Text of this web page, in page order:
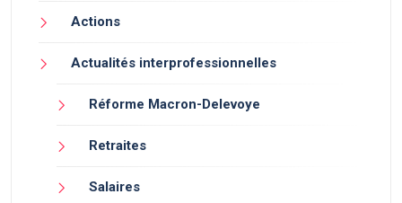
Actions
Actualités interprofessionnelles
Réforme Macron-Delevoye
Retraites
Salaires